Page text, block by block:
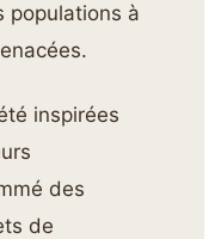
populations à
inspirées
des
de